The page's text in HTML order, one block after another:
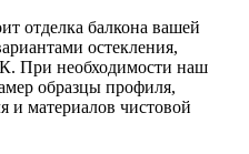
отделка балкона вашей
остекления,
При необходимости наш
образцы профиля,
и материалов чистовой